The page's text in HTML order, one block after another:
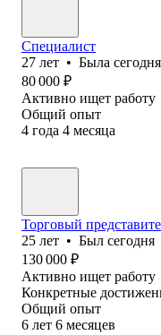
Специалист
27 лет • Была сегодня
80 000 ₽
Активно ищет работу
Общий опыт
4 года 4 месяца
Торговый
25 лет • Был сегодня
130 000 ₽
Активно ищет работу
Конкретные
Общий опыт
6 лет 6 месяцев